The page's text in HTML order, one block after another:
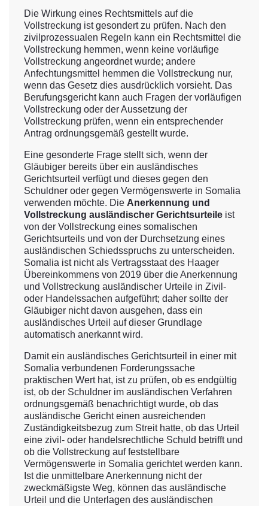
Die Wirkung eines Rechtsmittels auf die
Vollstreckung ist gesondert zu prüfen. Nach den
zivilprozessualen Regeln kann ein Rechtsmittel die
Vollstreckung hemmen, wenn keine vorläufige
Vollstreckung angeordnet wurde; andere
Anfechtungsmittel hemmen die Vollstreckung nur,
wenn das Gesetz dies ausdrücklich vorsieht. Das
Berufungsgericht kann auch Fragen der vorläufigen
Vollstreckung oder der Aussetzung der
Vollstreckung prüfen, wenn ein entsprechender
Antrag ordnungsgemäß gestellt wurde.
Eine gesonderte Frage stellt sich, wenn der
Gläubiger bereits über ein ausländisches
Gerichtsurteil verfügt und dieses gegen den
Schuldner oder gegen Vermögenswerte in Somalia
verwenden möchte. Die Anerkennung und
Vollstreckung ausländischer Gerichtsurteile ist
von der Vollstreckung eines somalischen
Gerichtsurteils und von der Durchsetzung eines
ausländischen Schiedsspruchs zu unterscheiden.
Somalia ist nicht als Vertragsstaat des Haager
Übereinkommens von 2019 über die Anerkennung
und Vollstreckung ausländischer Urteile in Zivil-
oder Handelssachen aufgeführt; daher sollte der
Gläubiger nicht davon ausgehen, dass ein
ausländisches Urteil auf dieser Grundlage
automatisch anerkannt wird.
Damit ein ausländisches Gerichtsurteil in einer mit
Somalia verbundenen Forderungssache
praktischen Wert hat, ist zu prüfen, ob es endgültig
ist, ob der Schuldner im ausländischen Verfahren
ordnungsgemäß benachrichtigt wurde, ob das
ausländische Gericht einen ausreichenden
Zuständigkeitsbezug zum Streit hatte, ob das Urteil
eine zivil- oder handelsrechtliche Schuld betrifft und
ob die Vollstreckung auf feststellbare
Vermögenswerte in Somalia gerichtet werden kann.
Ist die unmittelbare Anerkennung nicht der
zweckmäßigste Weg, können das ausländische
Urteil und die Unterlagen des ausländischen